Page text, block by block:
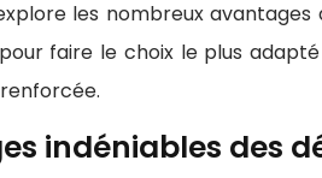
les nombreux
faire le choix le plus
indéniables des